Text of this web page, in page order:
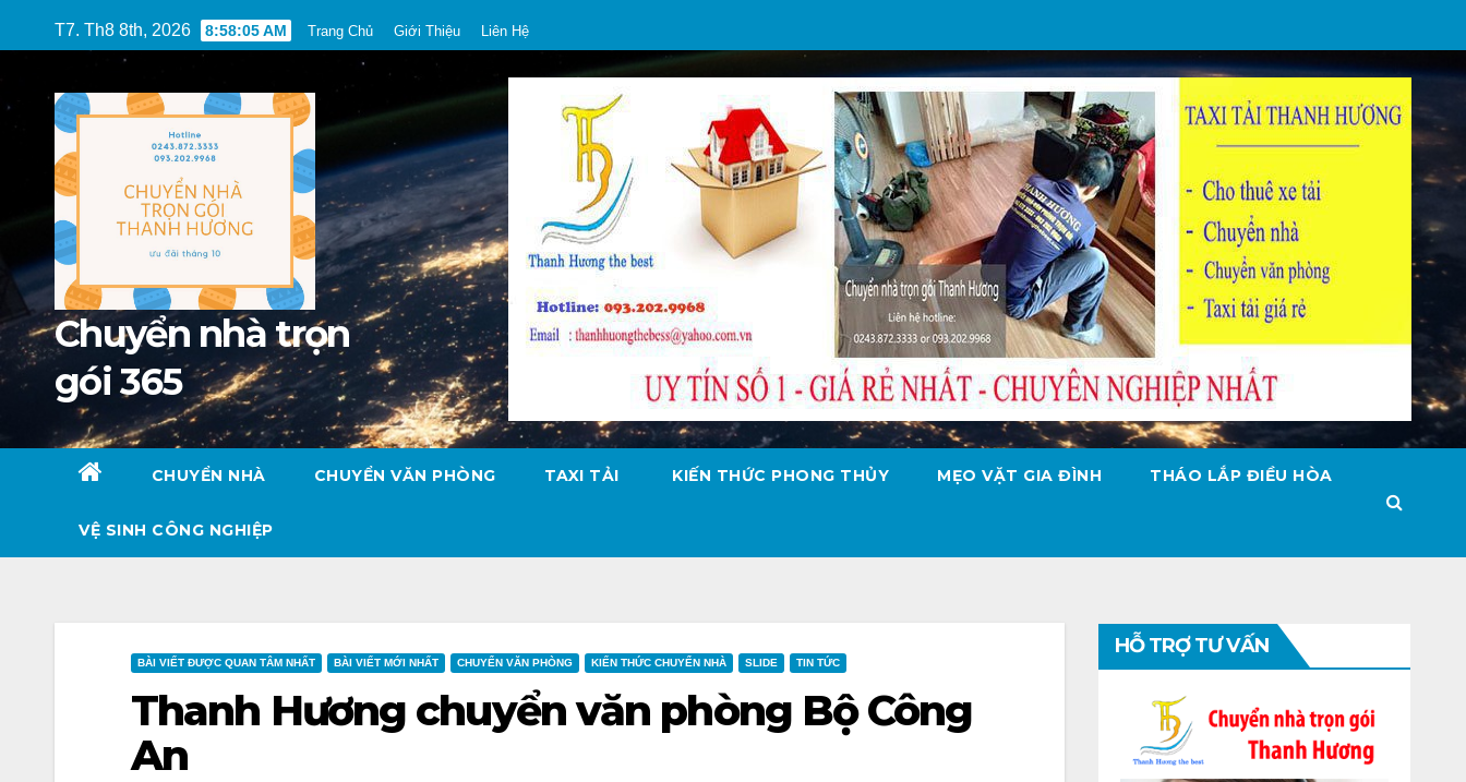
to
T7. Th8 8th, 2026 8:58:07 AM Trang Chủ Giới Thiệu Liên Hệ
Chuyển nhà trọn
gói 365
CHUYỂN NHÀ CHUYỂN VĂN PHÒNG TAXI TẢI KIẾN THỨC PHONG THỦY MẸO VẶT GIA ĐÌNH THÁO LẮP ĐIỀU HÒA
VỆ SINH CÔNG NGHIỆP
BÀI VIẾT ĐƯỢC QUAN TÂM NHẤT BÀI VIẾT MỚI NHẤT CHUYỂN VĂN PHÒNG KIẾN THỨC CHUYỂN NHÀ SLIDE TIN TỨC
Thanh Hương chuyển văn phòng Bộ Công
An
HỖ TRỢ TƯ VẤN